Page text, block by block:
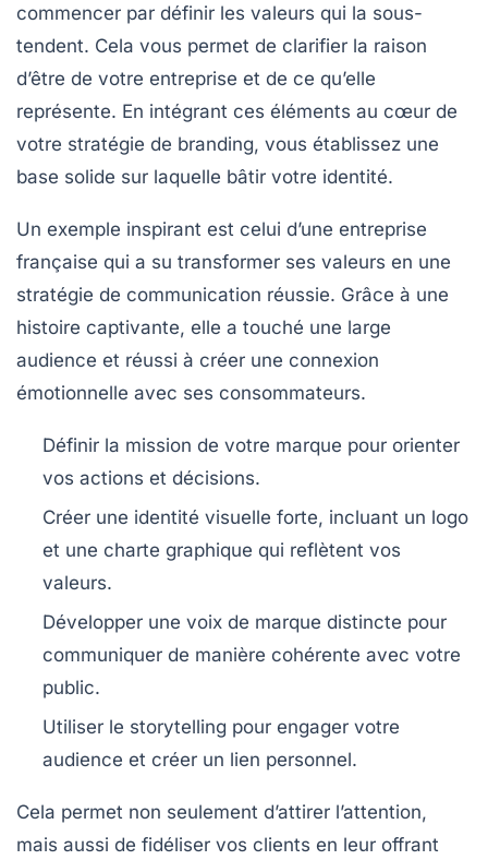
commencer par définir les valeurs qui la sous-
tendent. Cela vous permet de clarifier la raison
d’être de votre entreprise et de ce qu’elle
représente. En intégrant ces éléments au cœur de
votre stratégie de branding, vous établissez une
base solide sur laquelle bâtir votre identité.
Un exemple inspirant est celui d’une entreprise
française qui a su transformer ses valeurs en une
stratégie de communication réussie. Grâce à une
histoire captivante, elle a touché une large
audience et réussi à créer une connexion
émotionnelle avec ses consommateurs.
Définir la mission de votre marque pour orienter
vos actions et décisions.
Créer une identité visuelle forte, incluant un logo
et une charte graphique qui reflètent vos
valeurs.
Développer une voix de marque distincte pour
communiquer de manière cohérente avec votre
public.
Utiliser le storytelling pour engager votre
audience et créer un lien personnel.
Cela permet non seulement d’attirer l’attention,
mais aussi de fidéliser vos clients en leur offrant